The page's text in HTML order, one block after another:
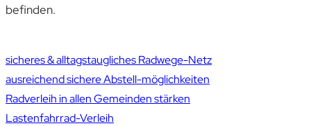
befinden.
sicheres & alltagstaugliches Radwege-Netz
ausreichend sichere Abstell-möglichkeiten
Radverleih in allen Gemeinden stärken
Lastenfahrrad-Verleih